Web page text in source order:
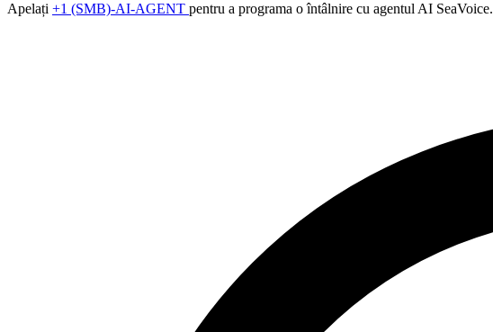
Apelați +1 (SMB)-AI-AGENT pentru a programa o întâlnire cu agentul AI SeaVoice.